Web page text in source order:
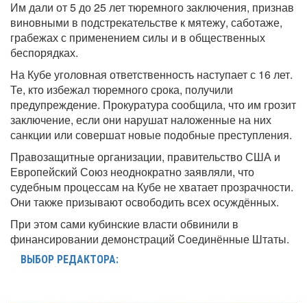
Им дали от 5 до 25 лет тюремного заключения, признав
виновными в подстрекательстве к мятежу, саботаже,
грабежах с применением силы и в общественных
беспорядках.
На Кубе уголовная ответственность наступает с 16 лет.
Те, кто избежал тюремного срока, получили
предупреждение. Прокуратура сообщила, что им грозит
заключение, если они нарушат наложенные на них
санкции или совершат новые подобные преступления.
Правозащитные организации, правительство США и
Европейский Союз неоднократно заявляли, что
судебным процессам на Кубе не хватает прозрачности.
Они также призывают освободить всех осуждённых.
При этом сами кубинские власти обвинили в
финансировании демонстраций Соединённые Штаты.
ВЫБОР РЕДАКТОРА: